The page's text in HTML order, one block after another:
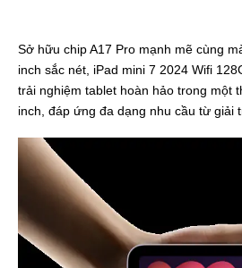
Sở hữu chip A17 Pro mạnh mẽ cùng
inch sắc nét, iPad mini 7 2024 Wifi
trải nghiệm tablet hoàn hảo trong một
inch, đáp ứng đa dạng nhu cầu từ giải